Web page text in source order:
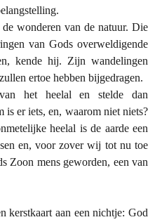
wonderen van de natuur. Die
van Gods overweldigende
kende hij. Zijn wandelingen
ertoe hebben bijgedragen.
het heelal en stelde dan
is er iets, en, waarom niet niets?
heelal is de aarde een
en, voor zover wij tot nu toe
Zoon mens geworden, een van
kerstkaart aan een nichtje: God